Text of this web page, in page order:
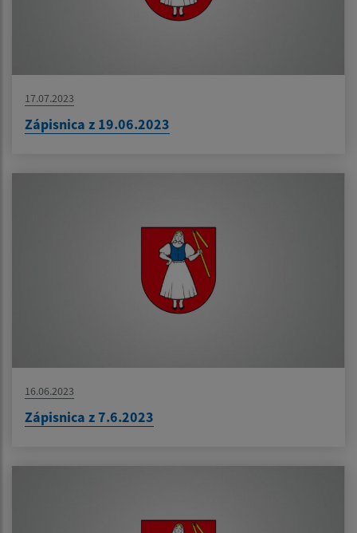
17.07.2023
Zápisnica z 19.06.2023
16.06.2023
Zápisnica z 7.6.2023